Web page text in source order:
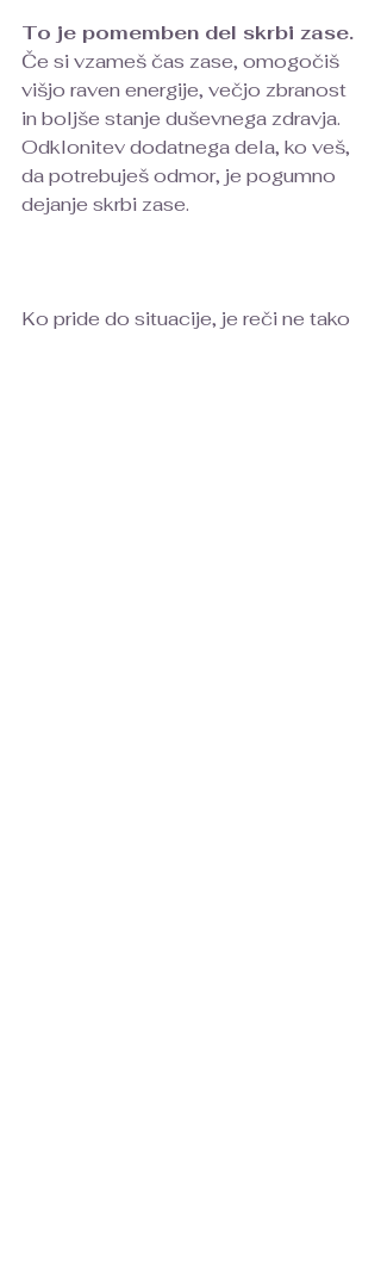
To je pomemben del skrbi zase.
Če si vzameš čas zase, omogočiš
višjo raven energije, večjo zbranost
in boljše stanje duševnega zdravja.
Odklonitev dodatnega dela, ko veš,
da potrebuješ odmor, je pogumno
dejanje skrbi zase.
Ko pride do situacije, je reči ne tako